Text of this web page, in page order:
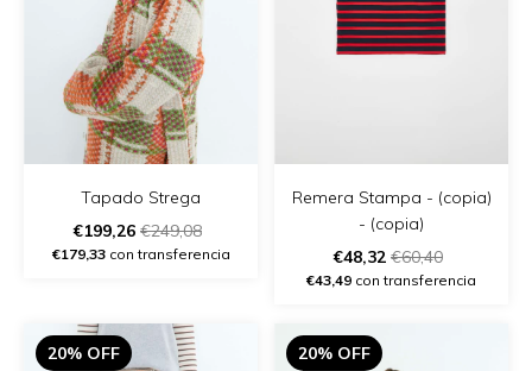
Tapado Strega
€199,26 €249,08
€179,33con transferencia
Remera Stampa - (copia)
- (copia)
€48,32 €60,40
€43,49 con transferencia
20% OFF 20% OFF